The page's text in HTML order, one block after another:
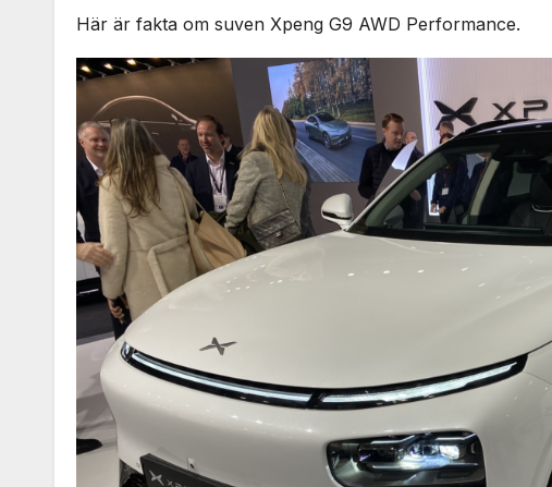
Här är fakta om suven Xpeng G9 AWD Performance.